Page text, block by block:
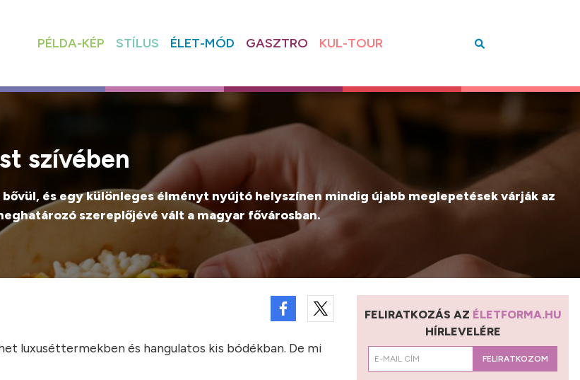
PÉLDA-KÉP STÍLUS ÉLET-MÓD GASZTRO KUL-TOUR
szívében
és egy különleges élményt nyújtó helyszínen mindig újabb meglepetések várják az
szereplőjévé vált a magyar fővárosban.
luxuséttermekben és hangulatos kis bódékban. De mi
FELIRATKOZÁS AZ ÉLETFORMA.HU
HÍRLEVELÉRE
FELIRATKOZOM